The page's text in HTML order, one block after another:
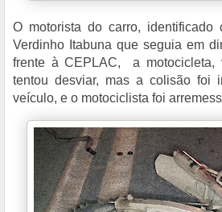
O motorista do carro,
Verdinho Itabuna que seguia em
frente à CEPLAC, a motocicleta,
tentou desviar, mas a colisão foi
veículo, e o motociclista foi